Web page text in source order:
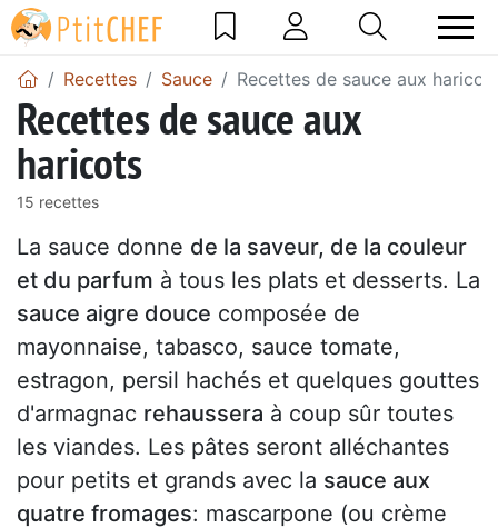
Recettes Sauce Recettes de sauce aux
Recettes de sauce aux
haricots
15 recettes
La sauce donne de la saveur, de la couleur
et du parfum à tous les plats et desserts. La
sauce aigre douce composée de
mayonnaise, tabasco, sauce tomate,
estragon, persil hachés et quelques gouttes
d'armagnac rehaussera à coup sûr toutes
les viandes. Les pâtes seront alléchantes
pour petits et grands avec la sauce aux
quatre fromages: mascarpone (ou crème